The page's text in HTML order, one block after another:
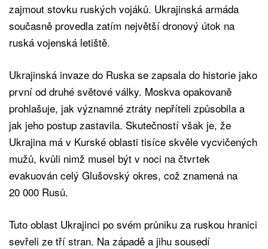
zajmout stovku ruských vojáků. Ukrajinská armáda
současně provedla zatím největší dronový útok na
ruská vojenská letiště.
Ukrajinská invaze do Ruska se zapsala do historie jako
první od druhé světové války. Moskva opakovaně
prohlašuje, jak významné ztráty nepříteli způsobila a
jak jeho postup zastavila. Skutečností však je, že
Ukrajina má v Kurské oblasti tisíce skvěle vycvičených
mužů, kvůli nimž musel být v noci na čtvrtek
evakuován celý Glušovský okres, což znamená na
20 000 Rusů.
Tuto oblast Ukrajinci po svém průniku za ruskou hranici
sevřeli ze tří stran. Na západě a jihu sousedí